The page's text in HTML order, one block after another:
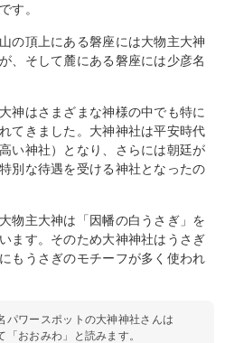
す。
の頂上にある磐座には大物主大神
、そして麓にある磐座には少彦名
神はさまざまな神様の中でも特に
てきました。大神神社は平安時代
い神社）となり、さらには朝廷が
別な待遇を受ける神社となったの
物主大神は「因幡の白うさぎ」を
ます。そのため大神神社はうさぎ
もうさぎのモチーフが多く使われ
パワースポットの大神神社さんは
「おおみわ」と読みます。